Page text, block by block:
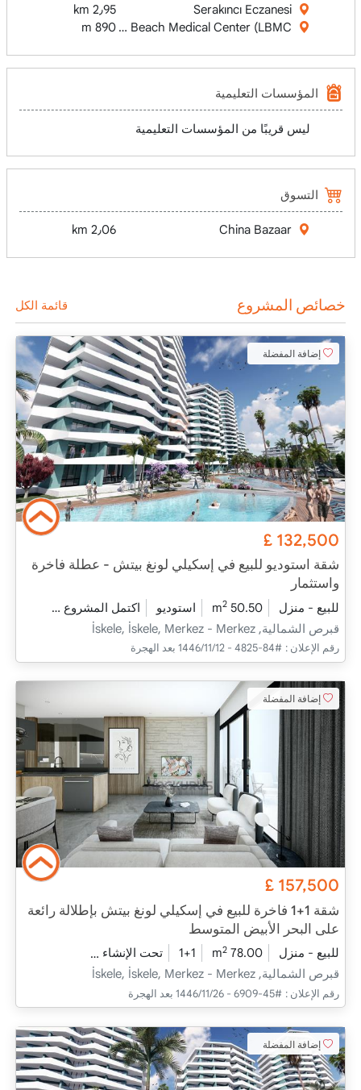
Serakıncı Eczanesi
2٫95 km
Long Beach Medical Center (LBMC)
890 m
المؤسسات التعليمية
ليس قريبًا من المؤسسات التعليمية
التسوق
China Bazaar 2٫06 km
خصائص المشروع قائمة الكل
إضافة المفضلة
132,500
£
شقة استوديو للبيع في إسكيلي لونغ بيتش - عطلة فاخرة
واستثمار
للبيع - منزل 50.50 m
2 استوديو اكتمل المشروع
قبرص الشمالية, İskele, İskele, Merkez - Merkez
رقم الإعلان : #84-4825 - 12‏‏/11‏‏/1446 بعد الهجرة
إضافة المفضلة
157,500
£
شقة 1+1 فاخرة للبيع في إسكيلي لونغ بيتش بإطلالة رائعة
على البحر الأبيض المتوسط
للبيع - منزل 78.00 m
2
1+1 تحت الإنشاء
قبرص الشمالية, İskele, İskele, Merkez - Merkez
رقم الإعلان : #45-6909 - 26‏‏/11‏‏/1446 بعد الهجرة
إضافة المفضلة